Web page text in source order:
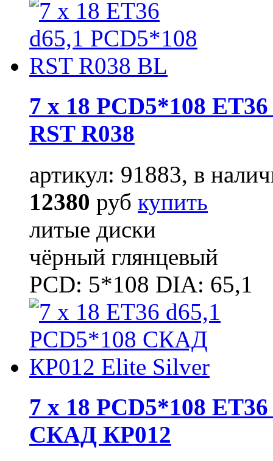
7 x 18 PCD5*108
RST R038
артикул: 91883, в
12380 руб купить
литые диски
чёрный глянцевый
PCD: 5*108 DIA: 65,1
7 x 18 PCD5*108
СКАД КР012